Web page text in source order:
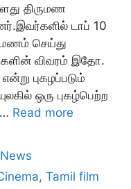
திருமண
டாப் 10
செய்து
விவரம் இதோ.
புகழப்படும்
ஒரு புகழ்பெற்ற
Read more
News
,Tamil film